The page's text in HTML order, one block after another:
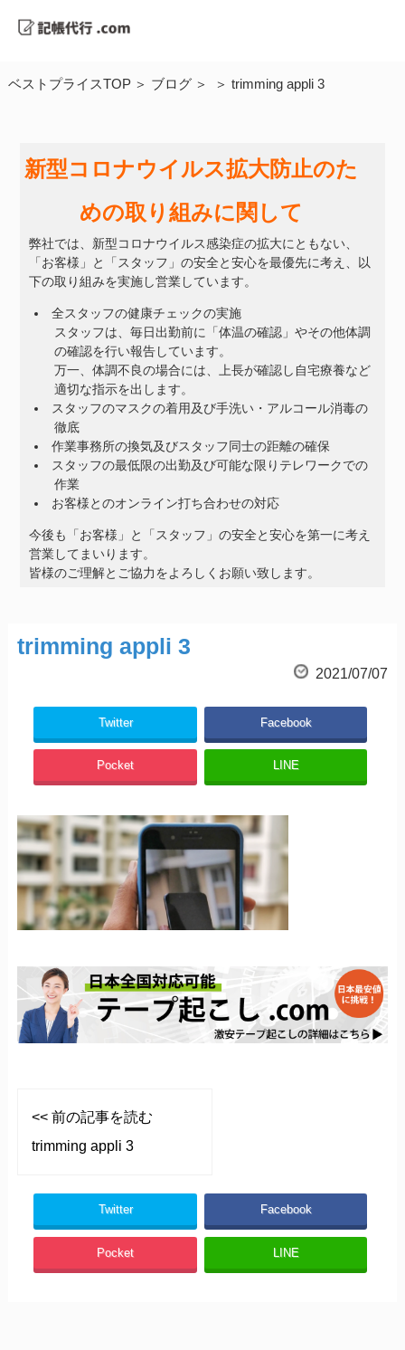
ベストプライスTOP ブログ trimming appli 3
新型コロナウイルス拡大防止のた
めの取り組みに関して
弊社では、新型コロナウイルス感染症の拡大にともない、
「お客様」と「スタッフ」の安全と安心を最優先に考え、以
下の取り組みを実施し営業しています。
全スタッフの健康チェックの実施
スタッフは、毎日出勤前に「体温の確認」やその他体調
の確認を行い報告しています。
万一、体調不良の場合には、上長が確認し自宅療養など
適切な指示を出します。
スタッフのマスクの着用及び手洗い・アルコール消毒の
徹底
作業事務所の換気及びスタッフ同士の距離の確保
スタッフの最低限の出勤及び可能な限りテレワークでの
作業
お客様とのオンライン打ち合わせの対応
今後も「お客様」と「スタッフ」の安全と安心を第一に考え
営業してまいります。
皆様のご理解とご協力をよろしくお願い致します。
trimming appli 3
2021/07/07
Twitter Facebook
Pocket LINE
<< 前の記事を読む
trimming appli 3
Twitter Facebook
Pocket LINE